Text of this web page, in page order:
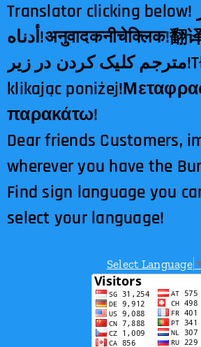
Translator clicking below! الترجمة النقر
أدناه!अनुवादकनीचेक्लिक!翻译点击下面！
مترجم کلیک کردن در زیر!Tłumacz
klikając
παρακάτω!
Dear friends Customers,
wherever you have the
Find sign language you
select your language!
Select Language